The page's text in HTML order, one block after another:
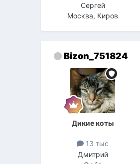
Сергей
Москва, Киров
Bizon_751824
Дикие коты
13 тыс
Дмитрий